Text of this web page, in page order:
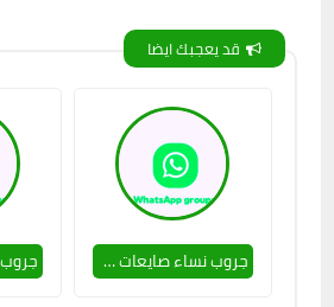
قد يعجبك ايضا
جروب نساء صايعات 💃👌